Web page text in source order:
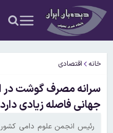
خانه اقتصادی
سرانه مصرف گوشت در
جهانی فاصله زیادی دارد
رئیس انجمن علوم دامی کشور